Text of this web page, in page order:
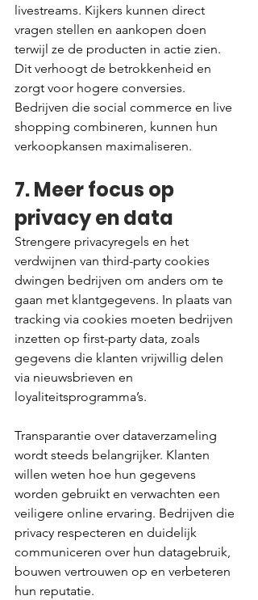
livestreams. Kijkers kunnen direct
vragen stellen en aankopen doen
terwijl ze de producten in actie zien.
Dit verhoogt de betrokkenheid en
zorgt voor hogere conversies.
Bedrijven die social commerce en live
shopping combineren, kunnen hun
verkoopkansen maximaliseren.
7. Meer focus op
privacy en data
Strengere privacyregels en het
verdwijnen van third-party cookies
dwingen bedrijven om anders om te
gaan met klantgegevens. In plaats van
tracking via cookies moeten bedrijven
inzetten op first-party data, zoals
gegevens die klanten vrijwillig delen
via nieuwsbrieven en
loyaliteitsprogramma’s.
Transparantie over dataverzameling
wordt steeds belangrijker. Klanten
willen weten hoe hun gegevens
worden gebruikt en verwachten een
veiligere online ervaring. Bedrijven die
privacy respecteren en duidelijk
communiceren over hun datagebruik,
bouwen vertrouwen op en verbeteren
hun reputatie.